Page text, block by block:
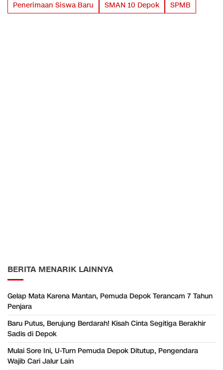
Penerimaan Siswa Baru
SMAN 10 Depok SPMB
BERITA MENARIK LAINNYA
Gelap Mata Karena Mantan, Pemuda Depok Terancam 7 Tahun
Penjara
Baru Putus, Berujung Berdarah! Kisah Cinta Segitiga Berakhir
Sadis di Depok
Mulai Sore Ini, U-Turn Pemuda Depok Ditutup, Pengendara
Wajib Cari Jalur Lain